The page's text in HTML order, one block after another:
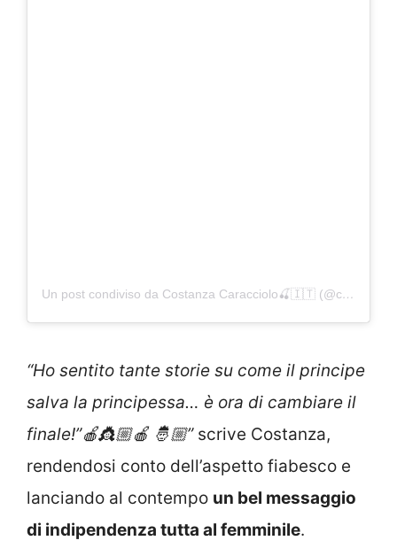
Un post condiviso da Costanza Caracciolo🍒🇮🇹 (@costy_caracciolo)
“Ho sentito tante storie su come il principe
salva la principessa… è ora di cambiare il
finale!”🍎👸🏼🍎 🤴🏼”scrive Costanza,
rendendosi conto dell’aspetto fiabesco e
lanciando al contempo un bel messaggio
di indipendenza tutta al femminile.